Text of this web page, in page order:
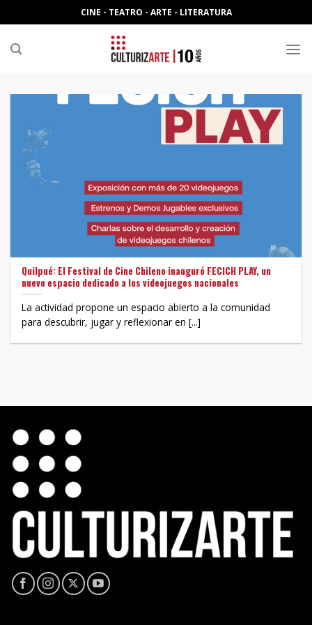
to
content
CINE - TEATRO - ARTE - LITERATURA
Quilpué: El Festival de Cine Chileno inauguró FECICH PLAY, un
nuevo espacio dedicado a los videojuegos nacionales
La actividad propone un espacio abierto a la comunidad
para descubrir, jugar y reflexionar en [...]